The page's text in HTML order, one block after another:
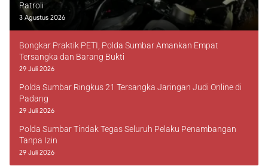
Patroli
3 Agustus 2026
Bongkar Praktik PETI, Polda Sumbar Amankan Empat
Tersangka dan Barang Bukti
29 Juli 2026
Polda Sumbar Ringkus 21 Tersangka Jaringan Judi Online di
Padang
29 Juli 2026
Polda Sumbar Tindak Tegas Seluruh Pelaku Penambangan
Tanpa Izin
29 Juli 2026